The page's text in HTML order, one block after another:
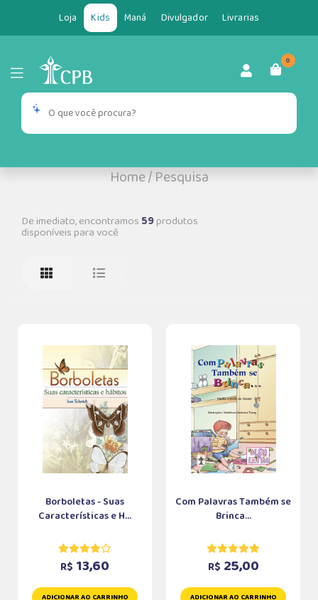
Loja Kids Maná Divulgador Livrarias
0
Home/Pesquisa
De imediato, encontramos 59produtos
disponíveis para você
Borboletas - Suas
Características e H...
R$ 13,60
ADICIONAR AO CARRINHO
Com Palavras Também se
Brinca...
R$ 25,00
ADICIONAR AO CARRINHO